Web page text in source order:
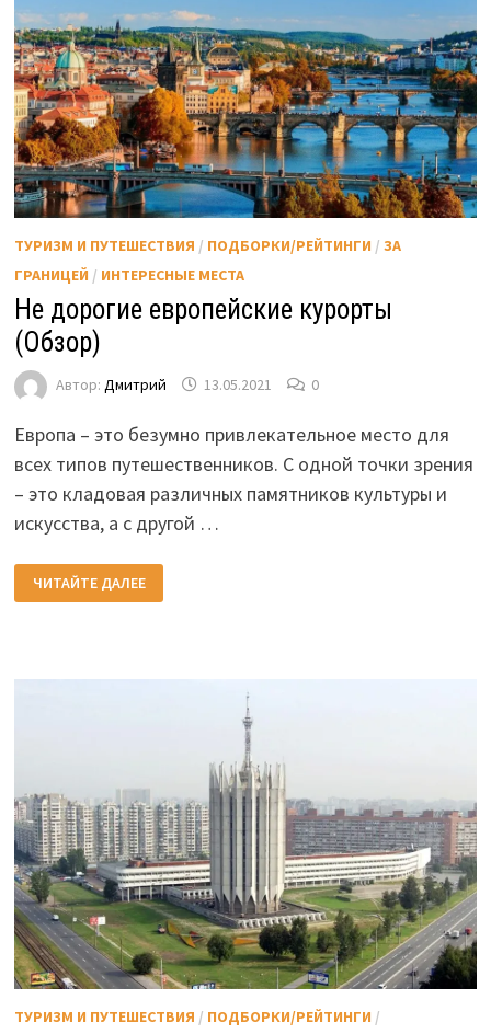
ТУРИЗМ И ПУТЕШЕСТВИЯ / ПОДБОРКИ/РЕЙТИНГИ / ЗА
ГРАНИЦЕЙ / ИНТЕРЕСНЫЕ МЕСТА
Не дорогие европейские курорты
(Обзор)
Автор: Дмитрий 13.05.2021 0
Европа – это безумно привлекательное место для
всех типов путешественников. С одной точки зрения
– это кладовая различных памятников культуры и
искусства, а с другой …
НЕ
ДОРОГИЕ
ЕВРОПЕЙСКИЕ
ЧИТАЙТЕ ДАЛЕЕ
ТУРИЗМ И ПУТЕШЕСТВИЯ / ПОДБОРКИ/РЕЙТИНГИ /